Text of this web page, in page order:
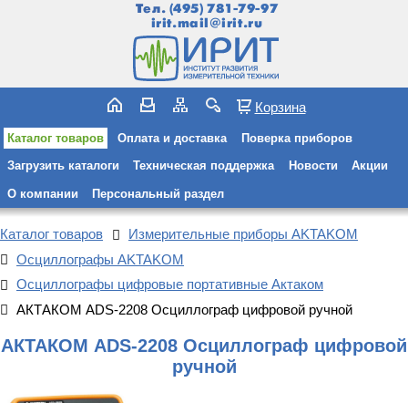
Тел. (495) 781-79-97
irit.mail@irit.ru
Корзина
Каталог товаров Оплата и доставка Поверка приборов
Загрузить каталоги Техническая поддержка Новости Акции
О компании Персональный раздел
Каталог товаров
Измерительные приборы AKTAKOM
Осциллографы AKTAKOM
Осциллографы цифровые портативные Актаком
АКТАКОМ ADS-2208 Осциллограф цифровой ручной
АКТАКОМ ADS-2208 Осциллограф цифровой
ручной